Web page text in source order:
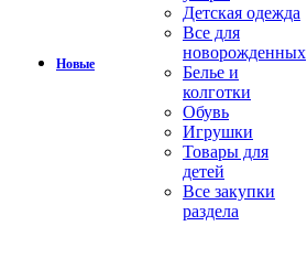
Новые
Детская одежда
Все для
новорожденных
Белье и
колготки
Обувь
Игрушки
Товары для
детей
Все закупки
раздела